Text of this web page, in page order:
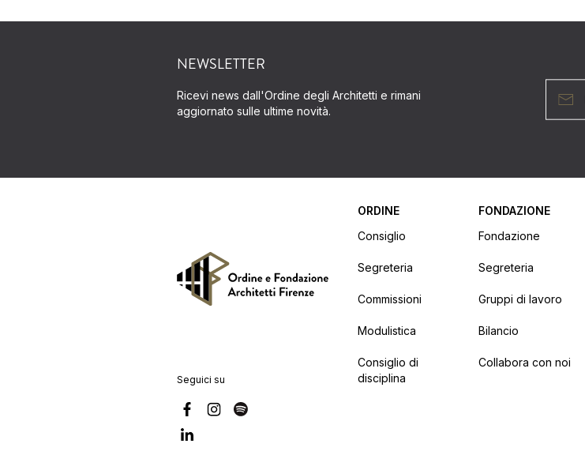
NEWSLETTER
Ricevi news dall'Ordine degli Architetti e rimani
aggiornato sulle ultime novità.
Seguici su
ORDINE
Consiglio
Segreteria
Commissioni
Modulistica
Consiglio di
disciplina
FONDAZIONE
Fondazione
Segreteria
Gruppi di lavoro
Bilancio
Collabora con noi